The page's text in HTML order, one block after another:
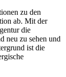
zu den
ab. Mit der
die
neu zu sehen und
ist die